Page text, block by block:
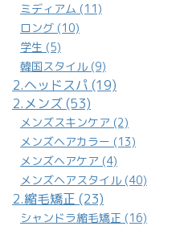
ミディアム (11)
ロング (10)
学生 (5)
韓国スタイル (9)
2.ヘッドスパ (19)
2.メンズ (53)
メンズスキンケア (2)
メンズヘアカラー (13)
メンズヘアケア (4)
メンズヘアスタイル (40)
2.縮毛矯正 (23)
シャンドラ縮毛矯正 (16)